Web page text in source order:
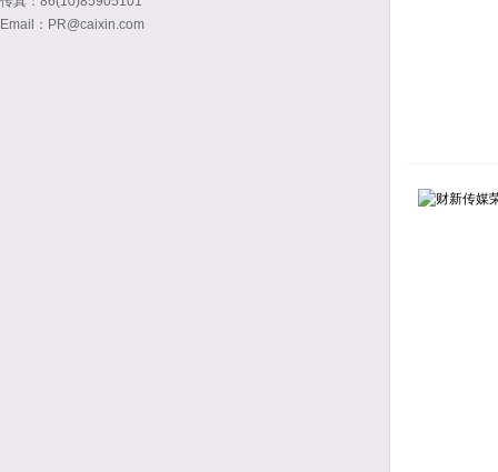
Email：PR@caixin.com